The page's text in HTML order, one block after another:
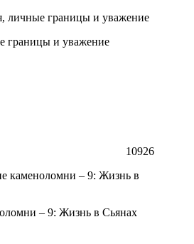
границы и уважение
10926
– 9: Жизнь в Сьянах